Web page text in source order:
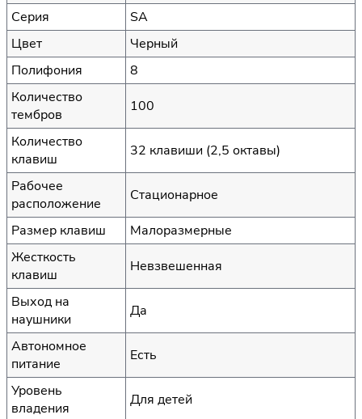
Серия
SA
Цвет
Черный
Полифония
8
Количество
тембров
100
Количество
клавиш
32 клавиши (2,5 октавы)
Рабочее
расположение
Стационарное
Размер клавиш
Малоразмерные
Жесткость
клавиш
Невзвешенная
Выход на
наушники
Да
Автономное
питание
Есть
Уровень
владения
Для детей